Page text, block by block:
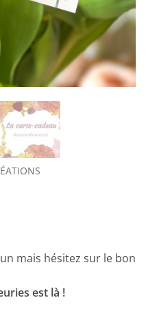
€
€
mais hésitez sur le bon
est là !